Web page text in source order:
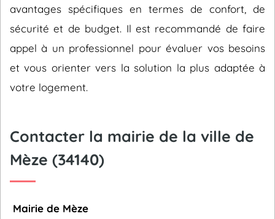
avantages spécifiques en termes de confort, de
sécurité et de budget. Il est recommandé de faire
appel à un professionnel pour évaluer vos besoins
et vous orienter vers la solution la plus adaptée à
votre logement.
Contacter la mairie de la ville de
Mèze (34140)
Mairie de Mèze